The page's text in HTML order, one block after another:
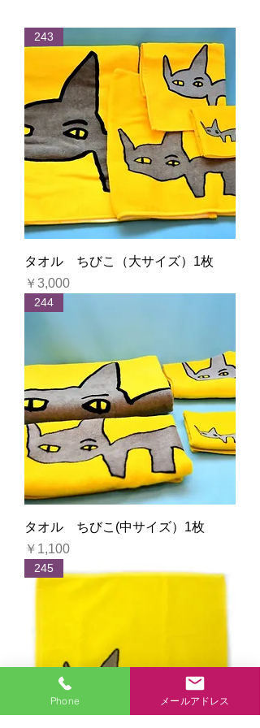
243
タオル ちびこ（大サイズ）1枚
価格
￥3,000
244
タオル ちびこ(中サイズ）1枚
価格
￥1,100
245
Phone メールアドレス